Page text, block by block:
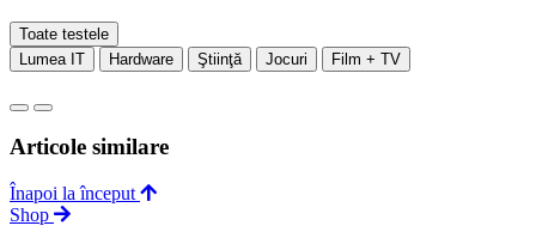
Toate testele
Lumea IT
Hardware Ştiinţă Jocuri Film + TV
Articole similare
Înapoi la început
Shop